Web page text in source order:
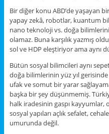
Bir diğer konu ABD’de yaşayan
yapay zekâ, robotlar, kuantum
nano teknoloji vs. doğa
olamaz. Buna karşılık yazmış
sol ve HDP eleştiriyor ama aynı
Bütün sosyal bilimcileri aynı
doğa bilimlerinin yüz yıl
ufak ve somut bir yarar
başka bir şey düşünmemiş.
halk iradesinin gaspı
sosyal yapıları açlık sefalet,
umurunda değil.